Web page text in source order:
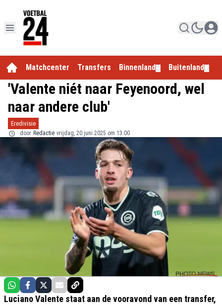
Matchcenter Transfers Binnenland Buitenland
'Valente niét naar Feyenoord, wel
naar andere club'
Eredivisie
door Redactie vrijdag, 20 juni 2025 om 13:00
Luciano Valente staat aan de vooravond van een transfer,